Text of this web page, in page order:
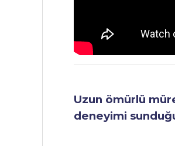
Uzun ömürlü
deneyimi